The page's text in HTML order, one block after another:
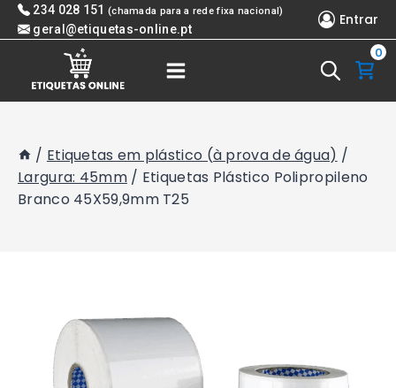
Skip 234 028 151 (chamada para a rede fixa nacional)
geral@etiquetas-online.pt
Entrar
0
/ Etiquetas em plástico (à prova de água) /
Largura: 45mm / Etiquetas Plástico Polipropileno
Branco 45X59,9mm T25